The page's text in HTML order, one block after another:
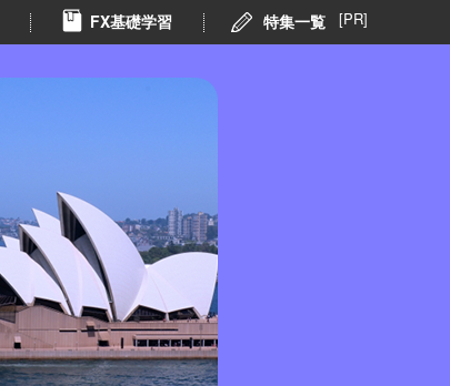
FX基礎学習 特集一覧 [PR]